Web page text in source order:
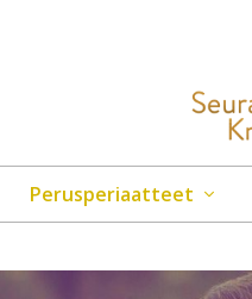
Perusperiaatteet